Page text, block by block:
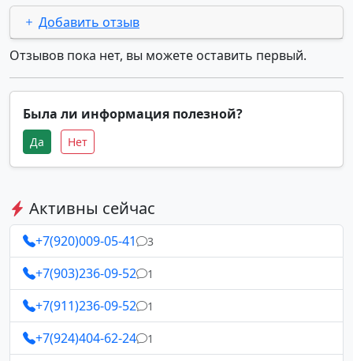
Добавить отзыв
Отзывов пока нет, вы можете оставить первый.
Была ли информация полезной?
Да Нет
Активны сейчас
+7(920)009-05-41 3
+7(903)236-09-52 1
+7(911)236-09-52 1
+7(924)404-62-24 1